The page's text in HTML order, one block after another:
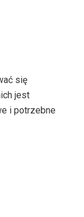
się
jest
i potrzebne